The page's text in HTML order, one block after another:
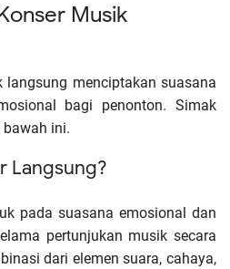
Musik
menciptakan suasana
bagi penonton. Simak
ini.
Langsung?
pada suasana emosional dan
pertunjukan musik secara
dari elemen suara, cahaya,